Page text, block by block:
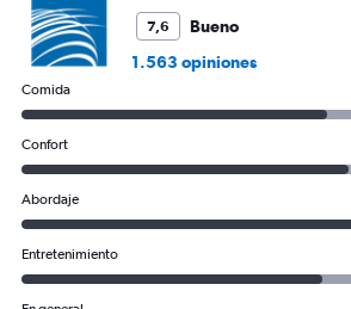
7,6
Bueno
1.563 opiniones
Comida
Confort
Abordaje
Entretenimiento